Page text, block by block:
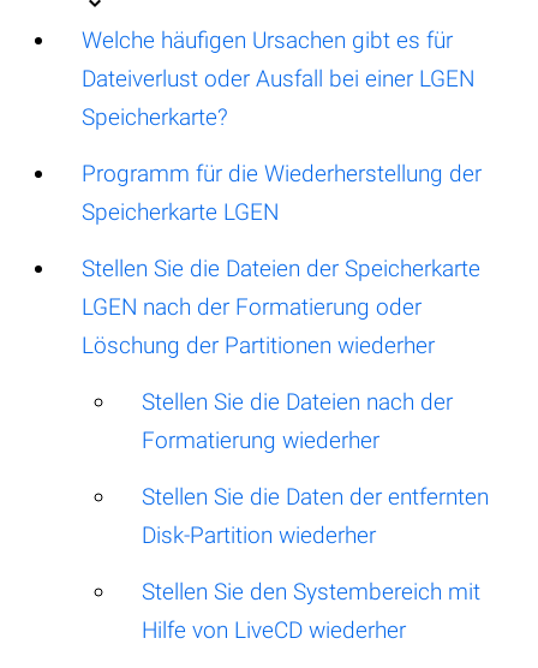
Welche häufigen Ursachen gibt es für
Dateiverlust oder Ausfall bei einer LGEN
Speicherkarte?
Programm für die Wiederherstellung der
Speicherkarte LGEN
Stellen Sie die Dateien der Speicherkarte
LGEN nach der Formatierung oder
Löschung der Partitionen wiederher
Stellen Sie die Dateien nach der
Formatierung wiederher
Stellen Sie die Daten der entfernten
Disk-Partition wiederher
Stellen Sie den Systembereich mit
Hilfe von LiveCD wiederher